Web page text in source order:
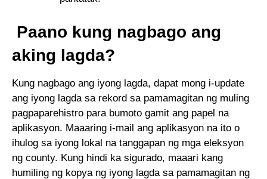
Paano kung nagbago ang
aking lagda?
Kung nagbago ang iyong lagda, dapat mong i-update
ang iyong lagda sa rekord sa pamamagitan ng muling
pagpaparehistro para bumoto gamit ang papel na
aplikasyon. Maaaring i-mail ang aplikasyon na ito o
ihulog sa iyong lokal na tanggapan ng mga eleksyon
ng county. Kung hindi ka sigurado, maaari kang
humiling ng kopya ng iyong lagda sa pamamagitan ng